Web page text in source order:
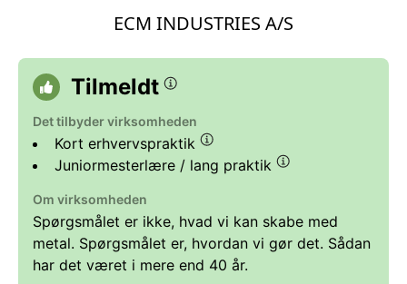
ECM INDUSTRIES A/S
Tilmeldt
Det tilbyder virksomheden
Kort erhvervspraktik
Juniormesterlære / lang praktik
Om virksomheden
Spørgsmålet er ikke, hvad vi kan skabe med
metal. Spørgsmålet er, hvordan vi gør det. Sådan
har det været i mere end 40 år.